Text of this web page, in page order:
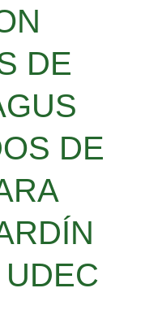
DE
DE